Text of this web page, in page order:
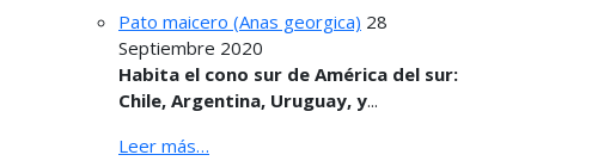
Pato maicero (Anas georgica) 28
Septiembre 2020
Habita el cono sur de América del sur:
Chile, Argentina, Uruguay, y...
Leer más…